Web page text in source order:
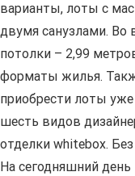
варианты, лоты с
двумя санузлами. Во
потолки – 2,99
форматы жилья.
приобрести лоты
шесть видов
отделки whitebox.
На сегодняшний